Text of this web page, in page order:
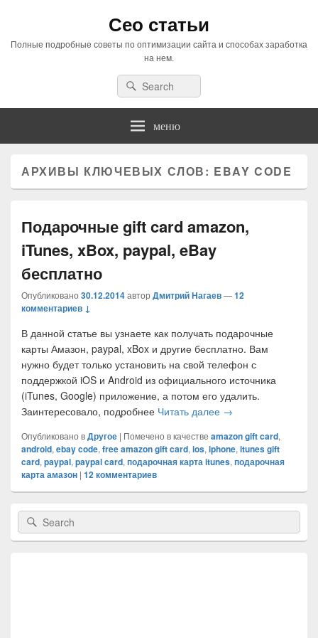
Сео статьи
Полные подробные советы по оптимизации сайта и способах заработка
на нем.
Search
for:
Search
меню
АРХИВЫ КЛЮЧЕВЫХ СЛОВ: EBAY CODE
Подарочные gift card amazon,
iTunes, xBox, paypal, eBay
бесплатно
Опубликовано 30.12.2014автор Дмитрий Нагаев—12
комментариев ↓
В данной статье вы узнаете как получать подарочные
карты Амазон, paypal, xBox и другие бесплатно. Вам
нужно будет только установить на свой телефон с
поддержкой iOS и Android из официального источника
(iTunes, Google) приложение, а потом его удалить.
Заинтересовало, подробнее Читать далее Подарочные gift
→
Опубликовано вДругое | Помечено в качестве amazon gift card,
android, ebay code, free amazon gift card, ios, iphone, itunes gift
card, paypal, paypal card, подарочная карта itunes, подарочная
карта амазон | 12комментариев
Область
основной
боковой
Search
for:
Search